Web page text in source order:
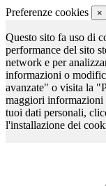
Preferenze cookies ×
Questo sito fa uso di
performance del sito
network e per
informazioni o
avanzate" o visita la
maggiori informazioni
tuoi dati personali,
l'installazione dei